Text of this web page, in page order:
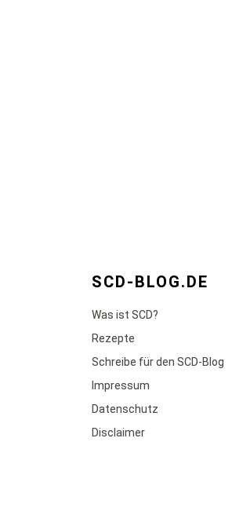
SCD-BLOG.DE
Was ist SCD?
Rezepte
Schreibe für den SCD-Blog
Impressum
Datenschutz
Disclaimer